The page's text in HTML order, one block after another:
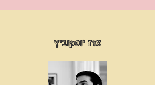
ארז יוסקוביץ